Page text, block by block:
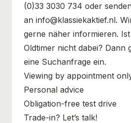
(0)33 3030 734 oder
an info@klassiekaktief.nl.
gerne näher informieren.
Oldtimer nicht dabei? Dann
eine Suchanfrage ein.
Viewing by appointment
Personal advice
Obligation-free test drive
Trade-in? Let’s talk!